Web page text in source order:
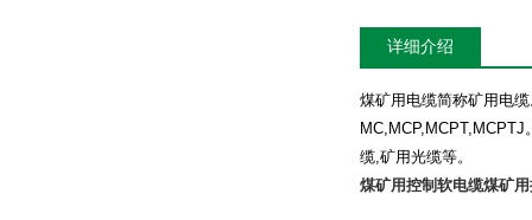
详细介绍
煤矿用电缆简称矿用电
MC,MCP,MCPT,MCPTJ
缆,矿用光缆等。
煤矿用控制软电缆煤矿